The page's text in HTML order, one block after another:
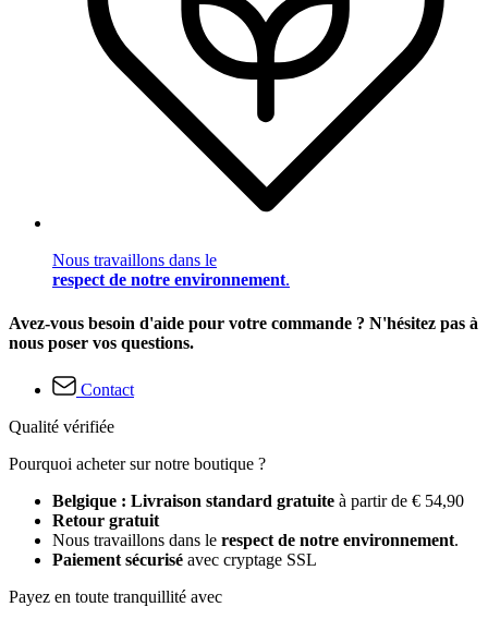
Nous travaillons dans le
respect de notre environnement.
Avez-vous besoin d'aide pour votre commande ? N'hésitez pas à
nous poser vos questions.
Contact
Qualité vérifiée
Pourquoi acheter sur notre boutique ?
Belgique : Livraison standard gratuite à partir de € 54,90
Retour gratuit
Nous travaillons dans le respect de notre environnement.
Paiement sécurisé avec cryptage SSL
Payez en toute tranquillité avec